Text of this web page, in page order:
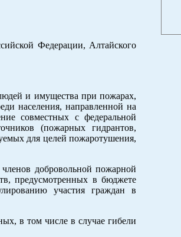
Федерации, Алтайского
и имущества при пожарах,
населения, направленной на
совместных с федеральной
(пожарных гидрантов,
для целей пожаротушения,
добровольной пожарной
предусмотренных в бюджете
участия граждан в
в том числе в случае гибели